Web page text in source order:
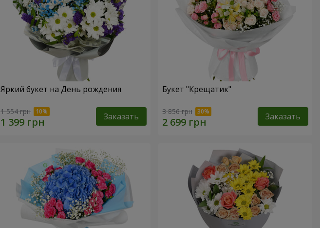
Яркий букет на День рождения
1 554 грн Заказать
Букет "Крещатик"
3 856 грн Заказать